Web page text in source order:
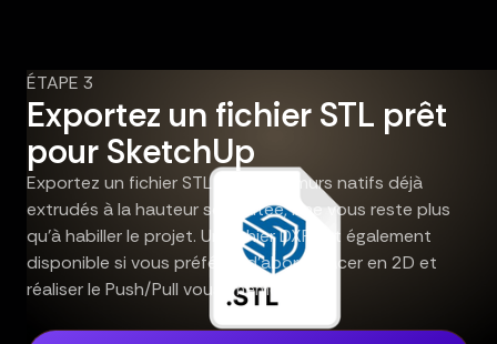
ÉTAPE 3
Exportez un fichier STL prêt
pour SketchUp
Exportez un fichier STL avec des murs natifs déjà
extrudés à la hauteur souhaitée, il ne vous reste plus
qu'à habiller le projet. Un fichier DXF est également
disponible si vous préférez d'abord tracer en 2D et
réaliser le Push/Pull vous-même.